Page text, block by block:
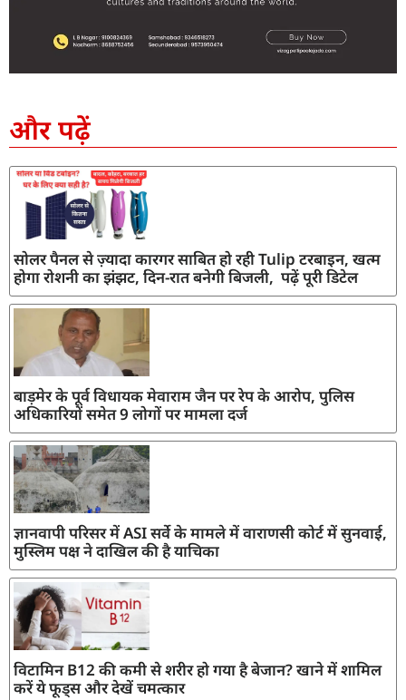
और पढ़ें
सोलर पैनल से ज़्यादा कारगर साबित हो रही Tulip टरबाइन, खत्म
होगा रोशनी का झंझट, दिन-रात बनेगी बिजली, पढ़ें पूरी डिटेल
बाड़मेर के पूर्व विधायक मेवाराम जैन पर रेप के आरोप, पुलिस
अधिकारियों समेत 9 लोगों पर मामला दर्ज
ज्ञानवापी परिसर में ASI सर्वे के मामले में वाराणसी कोर्ट में सुनवाई,
मुस्लिम पक्ष ने दाखिल की है याचिका
विटामिन B12 की कमी से शरीर हो गया है बेजान? खाने में शामिल
करें ये फूड्स और देखें चमत्कार